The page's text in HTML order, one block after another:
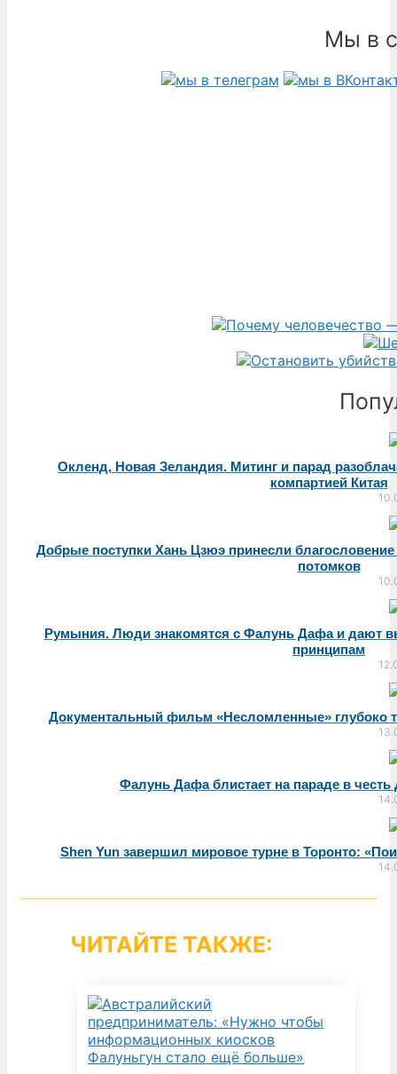
Мы в
Окленд, Новая Зеландия. Митинг и парад
компартией Китая
Добрые поступки Хань Цзюэ принесли
потомков
Румыния. Люди знакомятся с Фалунь Дафа и дают
принципам
Документальный фильм «Несломленные» глубоко
Фалунь Дафа блистает на параде в
Shen Yun завершил мировое турне в Торонто:
ЧИТАЙТЕ ТАКЖЕ: